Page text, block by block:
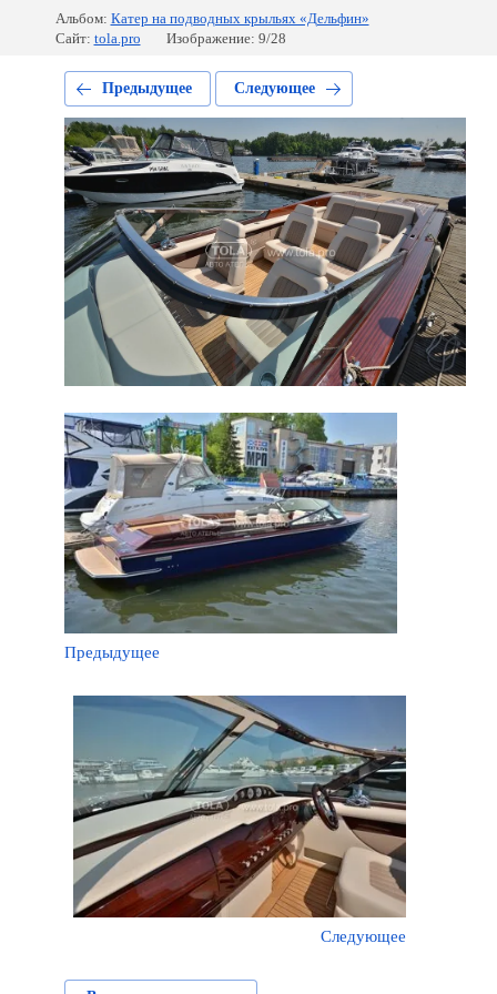
Альбом: Катер на подводных крыльях «Дельфин»
Сайт: tola.pro Изображение: 9/28
Предыдущее Следующее
Предыдущее
Следующее